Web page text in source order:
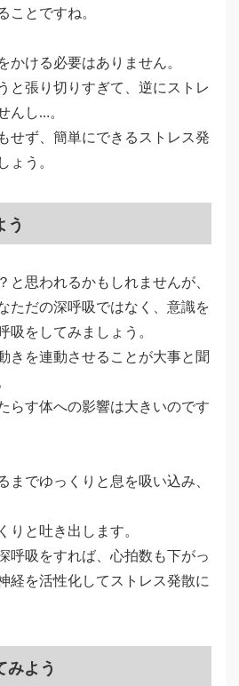
ことですね。
かける必要はありません。
と張り切りすぎて、逆にストレ
んし…。
せず、簡単にできるストレス発
ょう。
う
と思われるかもしれませんが、
ただの深呼吸ではなく、意識を
吸をしてみましょう。
きを連動させることが大事と聞
らす体への影響は大きいのです
までゆっくりと息を吸い込み、
りと吐き出します。
呼吸をすれば、心拍数も下がっ
経を活性化してストレス発散に
みよう